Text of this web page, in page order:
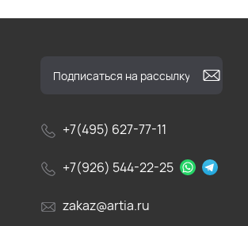
+7(495) 627-77-11
+7(926) 544-22-25
zakaz@artia.ru